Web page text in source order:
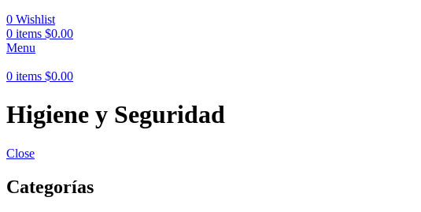
0 Wishlist
0 items $0.00
Menu
0 items $0.00
Higiene y Seguridad
Close
Categorías